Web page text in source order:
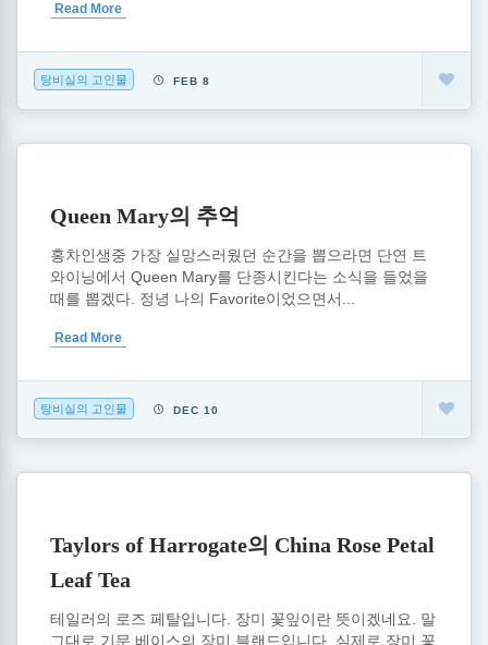
Read More
탕비실의 고인물 FEB 8
Queen Mary의 추억
홍차인생중 가장 실망스러웠던 순간을 뽑으라면 단연 트
와이닝에서 Queen Mary를 단종시킨다는 소식을 들었을
때를 뽑겠다. 정녕 나의 Favorite이었으면서...
Read More
탕비실의 고인물 DEC 10
Taylors of Harrogate의 China Rose Petal
Leaf Tea
테일러의 로즈 페탈입니다. 장미 꽃잎이란 뜻이겠네요. 말
그대로 기문 베이스의 장미 블랜드입니다. 실제로 장미 꽃